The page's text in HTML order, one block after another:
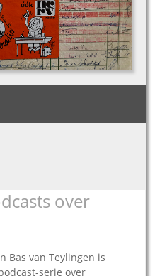
over
Bas van Teylingen is
serie over